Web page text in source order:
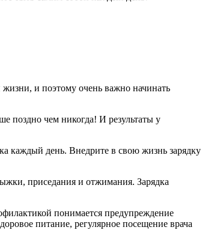
и поэтому очень важно начинать
поздно чем никогда! И результаты у
каждый день. Внедрите в свою жизнь зарядку
приседания и отжимания. Зарядка
понимается предупреждение
питание, регулярное посещение врача